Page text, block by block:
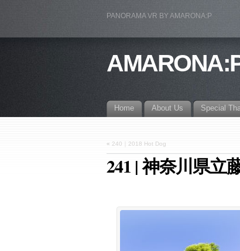
PANORAMA VR BY AMARONA:P
Home About Us Special
« 240｜2018 Hot Dog
241 | 神奈川県立